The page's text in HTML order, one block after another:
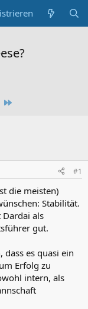
#1
die meisten)
Stabilität.
Dardai als
gut.
es quasi ein
Erfolg zu
intern, als